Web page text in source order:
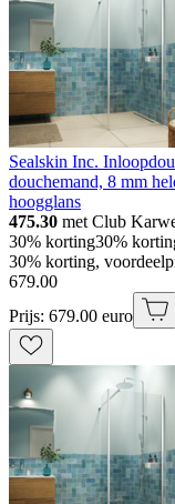
Sealskin Inc.
douchemand, 8 mm
hoogglans
475.30 met Club
30% korting30%
30% korting,
679.00
Prijs: 679.00 euro